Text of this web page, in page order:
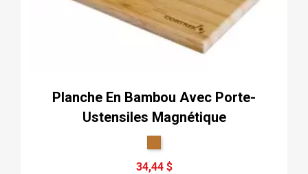
Planche En Bambou Avec Porte-
Ustensiles Magnétique
34,44 $